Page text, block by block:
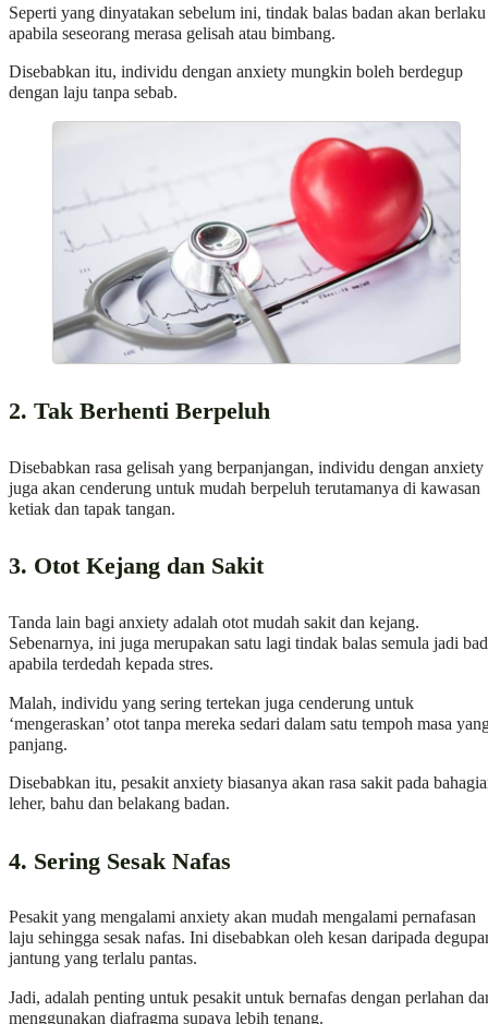
Seperti yang dinyatakan sebelum ini, tindak balas badan akan berlaku
apabila seseorang merasa gelisah atau bimbang.
Disebabkan itu, individu dengan anxiety mungkin boleh berdegup
dengan laju tanpa sebab.
2. Tak Berhenti Berpeluh
Disebabkan rasa gelisah yang berpanjangan, individu dengan anxiety
juga akan cenderung untuk mudah berpeluh terutamanya di kawasan
ketiak dan tapak tangan.
3. Otot Kejang dan Sakit
Tanda lain bagi anxiety adalah otot mudah sakit dan kejang.
Sebenarnya, ini juga merupakan satu lagi tindak balas semula jadi
apabila terdedah kepada stres.
Malah, individu yang sering tertekan juga cenderung untuk
‘mengeraskan’ otot tanpa mereka sedari dalam satu tempoh masa
panjang.
Disebabkan itu, pesakit anxiety biasanya akan rasa sakit pada
leher, bahu dan belakang badan.
4. Sering Sesak Nafas
Pesakit yang mengalami anxiety akan mudah mengalami pernafasan
laju sehingga sesak nafas. Ini disebabkan oleh kesan daripada
jantung yang terlalu pantas.
Jadi, adalah penting untuk pesakit untuk bernafas dengan perlahan
menggunakan diafragma supaya lebih tenang.